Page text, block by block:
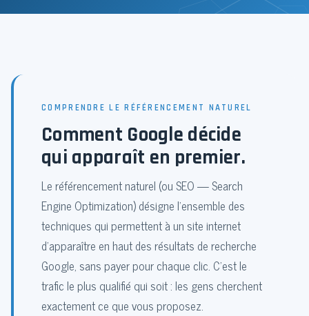
COMPRENDRE LE RÉFÉRENCEMENT NATUREL
Comment Google décide
qui apparaît en premier.
Le référencement naturel (ou SEO — Search
Engine Optimization) désigne l'ensemble des
techniques qui permettent à un site internet
d'apparaître en haut des résultats de recherche
Google, sans payer pour chaque clic. C'est le
trafic le plus qualifié qui soit : les gens cherchent
exactement ce que vous proposez.